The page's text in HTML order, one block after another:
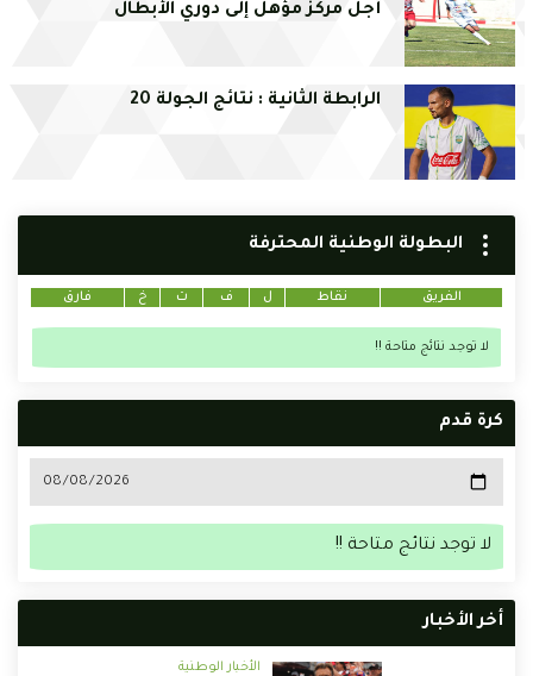
أجل مركز مؤهل إلى دوري الأبطال
الرابطة الثانية : نتائج الجولة 20
البطولة الوطنية المحترفة
الفريق نقاط ل ف ت خ فارق
لا توجد نتائج متاحة !!
كرة قدم
لا توجد نتائج متاحة !!
أخر الأخبار
الأخبار الوطنية